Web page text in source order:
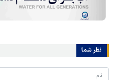
نظر شما